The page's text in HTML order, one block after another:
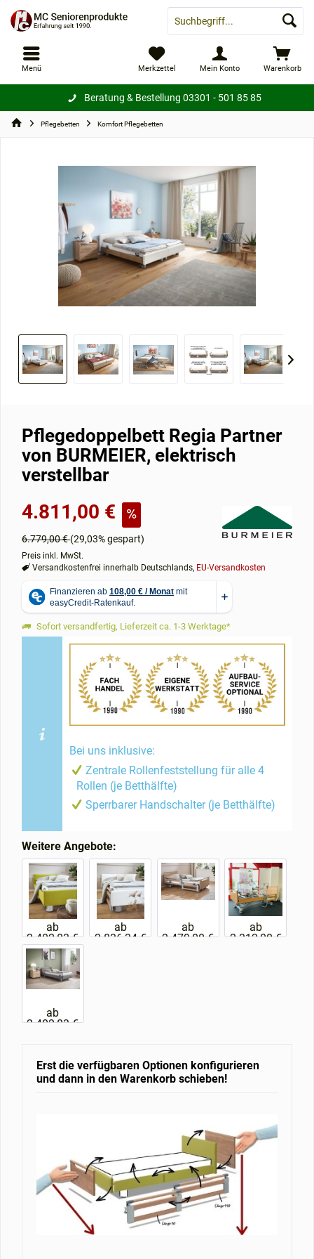
Beratung & Bestellung 03301 - 501 85 85
Warenkorb
Merkzettel Mein Konto
Menü
Pflegebetten Komfort Pflegebetten
Pflegedoppelbett Regia Partner
von BURMEIER, elektrisch
verstellbar
4.811,00 €
6.779,00 €(29,03% gespart)
Preis inkl. MwSt.
Versandkostenfrei innerhalb Deutschlands, EU-Versandkosten
Sofort versandfertig, Lieferzeit ca. 1-3 Werktage*
Bei uns inklusive:
Zentrale Rollenfeststellung für alle 4
Rollen (je Betthälfte)
Sperrbarer Handschalter (je Betthälfte)
Weitere Angebote:
ab
2.402,83 €
ab
2.836,34 €
ab
2.479,00 €
ab
2.312,00 €
ab
2.402,83 €
Erst die verfügbaren Optionen konfigurieren
und dann in den Warenkorb schieben!